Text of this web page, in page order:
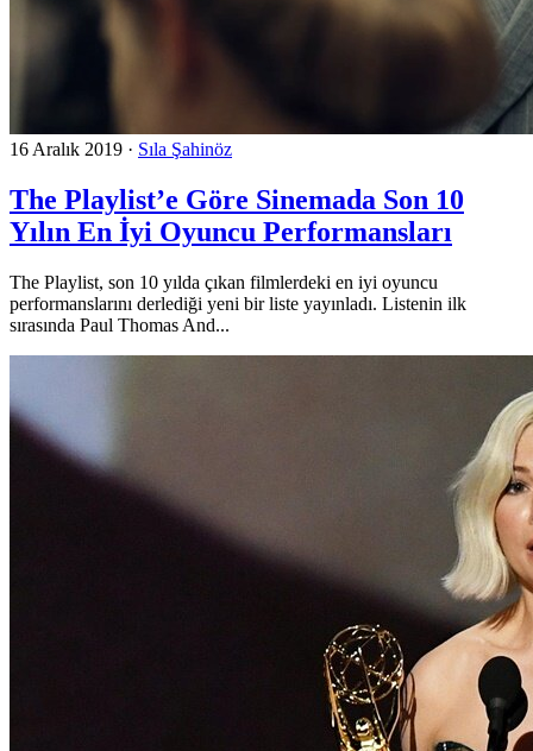
16 Aralık 2019 · Sıla Şahinöz
The Playlist’e Göre Sinemada Son 10
Yılın En İyi Oyuncu Performansları
The Playlist, son 10 yılda çıkan filmlerdeki en iyi oyuncu
performanslarını derlediği yeni bir liste yayınladı. Listenin ilk
sırasında Paul Thomas And...